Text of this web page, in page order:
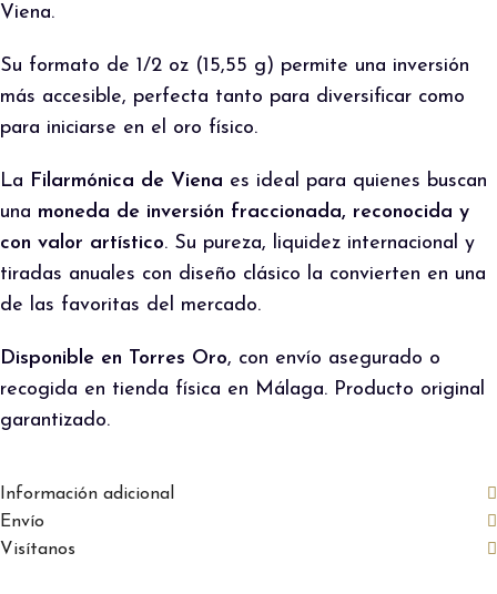
Viena.
Su formato de 1/2 oz (15,55 g) permite una inversión
más accesible, perfecta tanto para diversificar como
para iniciarse en el oro físico.
La Filarmónica de Viena es ideal para quienes buscan
una moneda de inversión fraccionada, reconocida y
con valor artístico. Su pureza, liquidez internacional y
tiradas anuales con diseño clásico la convierten en una
de las favoritas del mercado.
Disponible en Torres Oro, con envío asegurado o
recogida en tienda física en Málaga. Producto original
garantizado.
Información adicional
Envío
Visítanos